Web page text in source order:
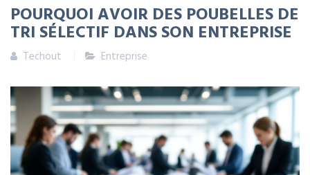
POURQUOI AVOIR DES POUBELLES DE
TRI SÉLECTIF DANS SON ENTREPRISE
Techout Entreprise